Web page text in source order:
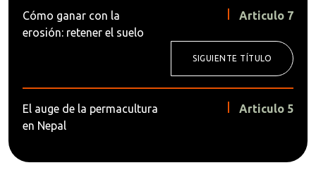
Cómo ganar con la
erosión: retener el suelo
Articulo 7
SIGUIENTE TÍTULO
El auge de la permacultura
en Nepal
Articulo 5